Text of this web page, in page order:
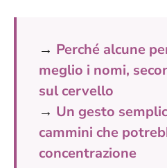
→ Perché alcune
meglio i nomi,
sul cervello
→ Un gesto
cammini che
concentrazione